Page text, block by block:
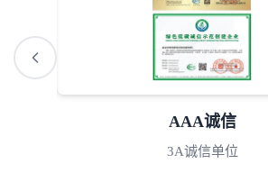
ISO资质
拥有ISO资质认证